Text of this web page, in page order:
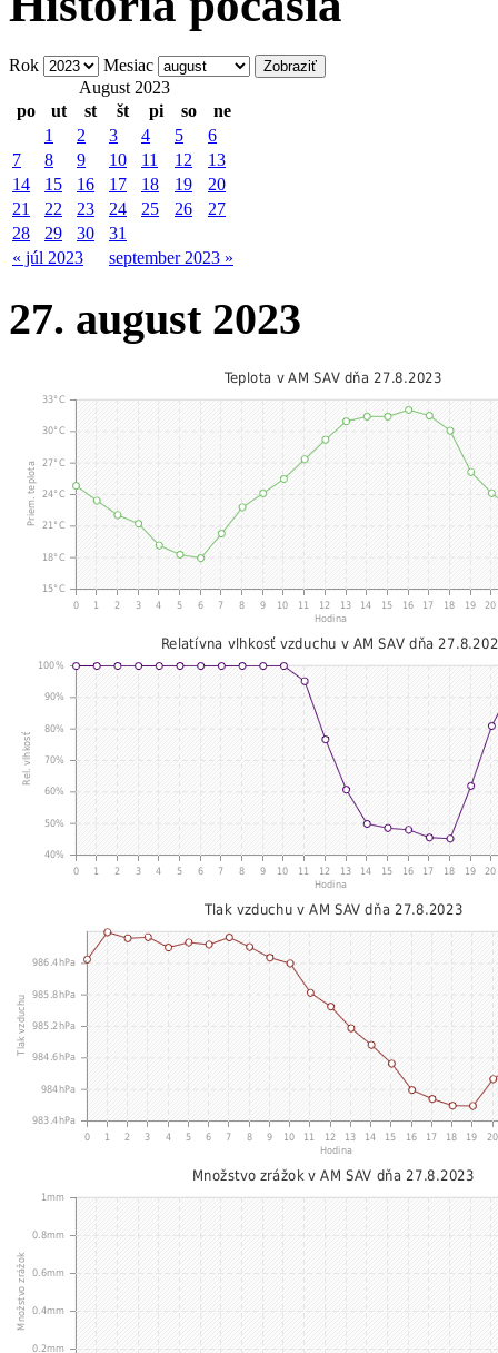
Rok
Mesiac
August 2023
po
ut st št pi so ne
« júl 2023 september 2023 »
1 2 3 4 5
6
7
8 9 10 11 12
13
14
15 16 17 18 19
20
21
22 23 24 25 26
27
28
29 30 31
27. august 2023